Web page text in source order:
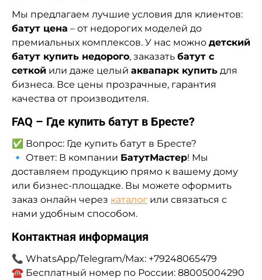
Мы предлагаем лучшие условия для клиентов:
батут цена – от недорогих моделей до
премиальных комплексов. У нас можно детский
батут купить недорого, заказать батут с
сеткой или даже целый аквапарк купить для
бизнеса. Все цены прозрачные, гарантия
качества от производителя.
FAQ – Где купить батут в Бресте?
✅ Вопрос: Где купить батут в Бресте?
🔹 Ответ: В компании БатутМастер! Мы
доставляем продукцию прямо к вашему дому
или бизнес-площадке. Вы можете оформить
заказ онлайн через каталог или связаться с
нами удобным способом.
Контактная информация
📞 WhatsApp/Telegram/Max: +79248065479
☎ Бесплатный номер по России: 88005004290